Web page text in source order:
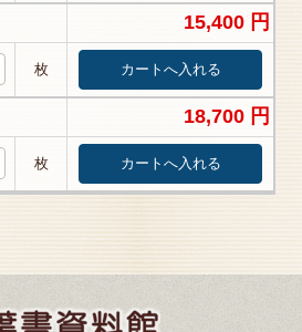
15,400 円
枚
18,700 円
枚